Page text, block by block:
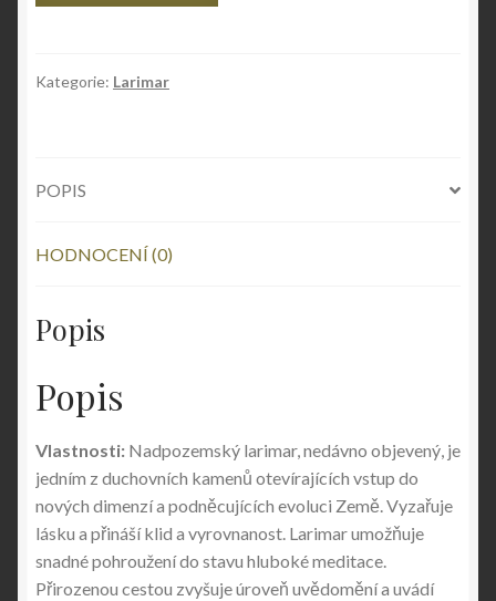
Kategorie: Larimar
POPIS
HODNOCENÍ (0)
Popis
Popis
Vlastnosti: Nadpozemský larimar, nedávno objevený, je
jedním z duchovních kamenů otevírajících vstup do
nových dimenzí a podněcujících evoluci Země. Vyzařuje
lásku a přináší klid a vyrovnanost. Larimar umožňuje
snadné pohroužení do stavu hluboké meditace.
Přirozenou cestou zvyšuje úroveň uvědomění a uvádí